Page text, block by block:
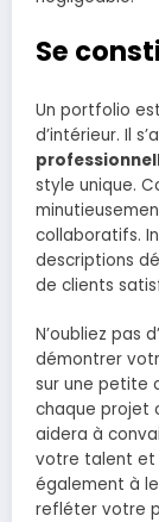
Se
Un portfolio
d’intérieur. Il
style unique.
collaboratifs.
descriptions
de clients
N’oubliez pas
démontrer
sur une petite
chaque projet
aidera à
votre talent et
également à
refléter votre